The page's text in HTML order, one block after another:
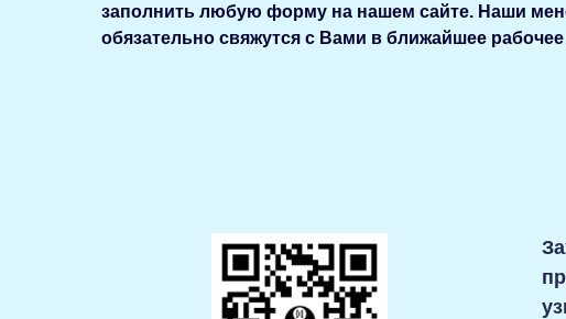
заполнить любую форму на нашем сайте. Наши
обязательно свяжутся с Вами в ближайшее